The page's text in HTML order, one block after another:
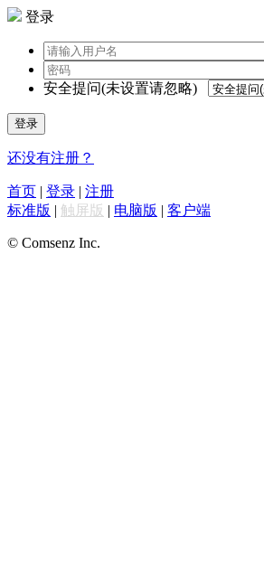
登录
安全提问(未设置请忽略)
登录
还没有注册？
首页 | 登录 | 注册
标准版 | 触屏版 | 电脑版 | 客户端
© Comsenz Inc.